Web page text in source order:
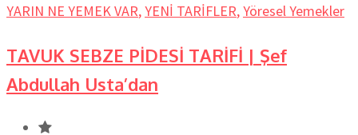
YARIN NE YEMEK VAR,YENİ TARİFLER,Yöresel Yemekler
TAVUK SEBZE PİDESİ TARİFİ | Şef
Abdullah Usta’dan